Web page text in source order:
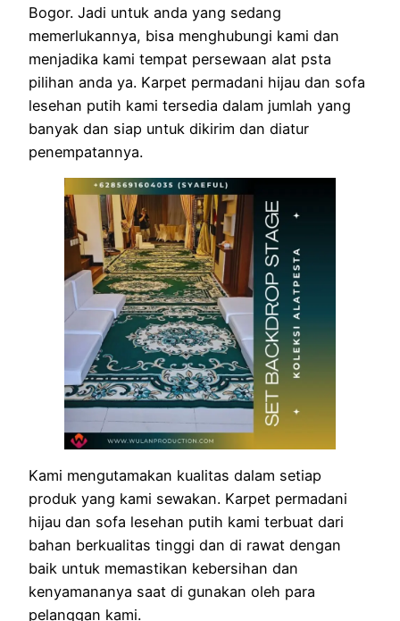
Bogor. Jadi untuk anda yang sedang
memerlukannya, bisa menghubungi kami dan
menjadika kami tempat persewaan alat psta
pilihan anda ya. Karpet permadani hijau dan sofa
lesehan putih kami tersedia dalam jumlah yang
banyak dan siap untuk dikirim dan diatur
penempatannya.
Kami mengutamakan kualitas dalam setiap
produk yang kami sewakan. Karpet permadani
hijau dan sofa lesehan putih kami terbuat dari
bahan berkualitas tinggi dan di rawat dengan
baik untuk memastikan kebersihan dan
kenyamananya saat di gunakan oleh para
pelanggan kami.